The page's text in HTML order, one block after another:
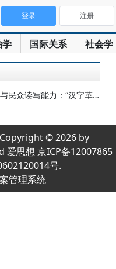
学 国际关系 社会学
登录 注册
写能力：“汉字革命”之长时段
© 2026 by
思想 京ICP备12007865
号.
管理系统